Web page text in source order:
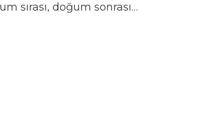
sırası, doğum sonrası…